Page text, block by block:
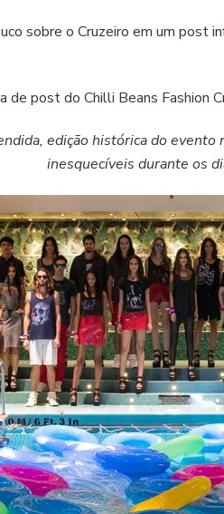
sobre o Cruzeiro em um post
de post do Chilli Beans Fashion
edição histórica do
inesquecíveis durante os